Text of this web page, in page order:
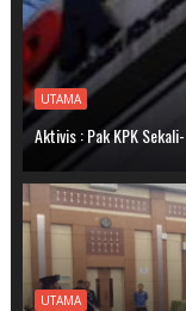
UTAMA
Aktivis : Pak KPK
UTAMA